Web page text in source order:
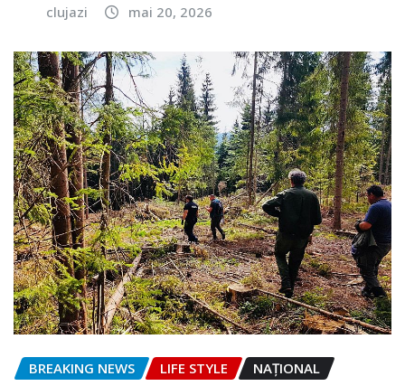
clujazi mai 20, 2026
BREAKING NEWS LIFE STYLE NAŢIONAL